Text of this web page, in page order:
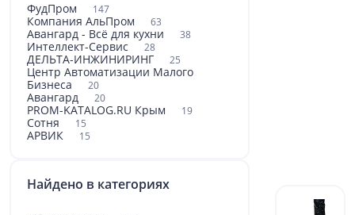
ФудПром 147
Компания АльПром 63
Авангард - Всё для кухни 38
Интеллект-Сервис 28
ДЕЛЬТА-ИНЖИНИРИНГ 25
Центр Автоматизации Малого
Бизнеса
20
Авангард 20
PROM-KATALOG.RU Крым 19
Сотня 15
АРВИК 15
Найдено в категориях